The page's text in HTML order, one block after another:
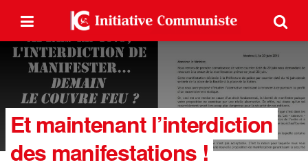
Et maintenant l’interdiction
des manifestations !